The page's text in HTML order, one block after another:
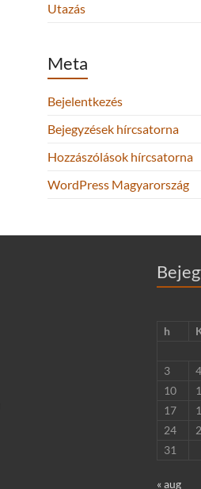
Utazás
Meta
Bejelentkezés
Bejegyzések hírcsatorna
Hozzászólások hírcsatorna
WordPress Magyarország
h
3
4
10
17
24
31
« aug